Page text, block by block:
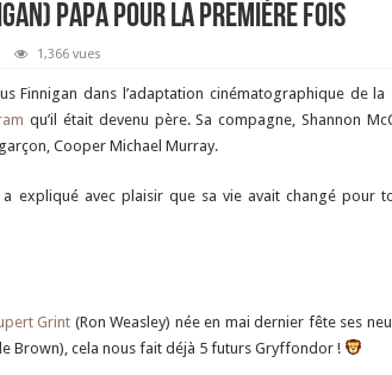
papa pour la première fois
1,366 vues
Finnigan dans l’adaptation cinématographique de la
qu’il était devenu père. Sa compagne, Shannon
Cooper Michael Murray.
expliqué avec plaisir que sa vie avait changé pour
Grint (Ron Weasley) née en mai dernier fête ses
Brown), cela nous fait déjà 5 futurs Gryffondor !